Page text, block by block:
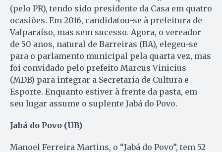
(pelo PR), tendo sido presidente da Casa em quatro
ocasiões. Em 2016, candidatou-se à prefeitura de
Valparaíso, mas sem sucesso. Agora, o vereador
de 50 anos, natural de Barreiras (BA), elegeu-se
para o parlamento municipal pela quarta vez, mas
foi convidado pelo prefeito Marcus Vinicius
(MDB) para integrar a Secretaria de Cultura e
Esporte. Enquanto estiver à frente da pasta, em
seu lugar assume o suplente Jabá do Povo.
Jabá do Povo (UB)
Manoel Ferreira Martins, o “Jabá do Povo”, tem 52